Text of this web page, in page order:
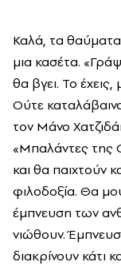
Καλά, τα
μια κασέτα.
θα βγει. Το
Ούτε
τον Μάνο
«Μπαλάντες της
και θα παιχτούν
φιλοδοξία. Θα
έμπνευση των
νιώθουν.
διακρίνουν κάτι